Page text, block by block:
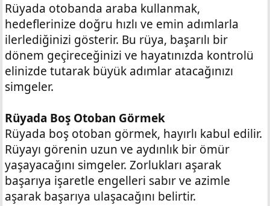
Rüyada otobanda araba kullanmak,
hedeflerinize doğru hızlı ve emin adımlarla
ilerlediğinizi gösterir. Bu rüya, başarılı bir
dönem geçireceğinizi ve hayatınızda kontrolü
elinizde tutarak büyük adımlar atacağınızı
simgeler.
Rüyada Boş Otoban Görmek
Rüyada boş otoban görmek, hayırlı kabul edilir.
Rüyayı görenin uzun ve aydınlık bir ömür
yaşayacağını simgeler. Zorlukları aşarak
başarıya işaretle engelleri sabır ve azimle
aşarak başarıya ulaşacağını belirtir.